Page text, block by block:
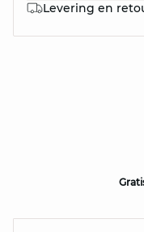
Levering en